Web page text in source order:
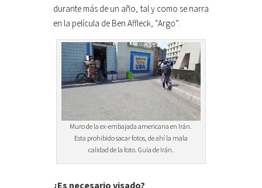
durante más de un año, tal y como se narra
en la película de Ben Affleck, “Argo”.
Muro de la ex-embajada americana en Irán.
Esta prohibido sacar fotos, de ahí la mala
calidad de la foto. Guía de Irán.
¿Es necesario visado?